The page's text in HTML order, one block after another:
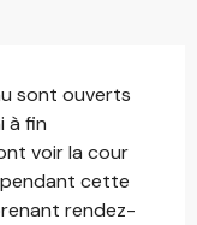
sont ouverts
à fin
voir la cour
pendant cette
rendez-